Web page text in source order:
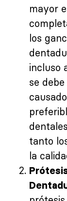
mayor
los
incluso
se
tanto
la